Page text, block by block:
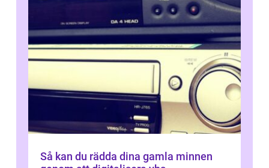
Så kan du rädda dina gamla minnen